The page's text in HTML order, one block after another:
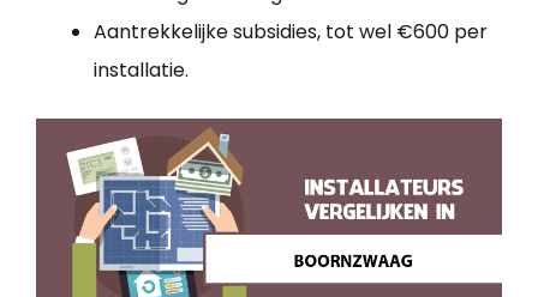
Aantrekkelijke subsidies, tot wel €600 per
installatie.